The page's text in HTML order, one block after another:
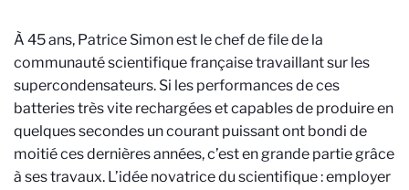
À 45 ans, Patrice Simon est le chef de file de la
communauté scientifique française travaillant sur les
supercondensateurs. Si les performances de ces
batteries très vite rechargées et capables de produire en
quelques secondes un courant puissant ont bondi de
moitié ces dernières années, c’est en grande partie grâce
à ses travaux. L’idée novatrice du scientifique : employer